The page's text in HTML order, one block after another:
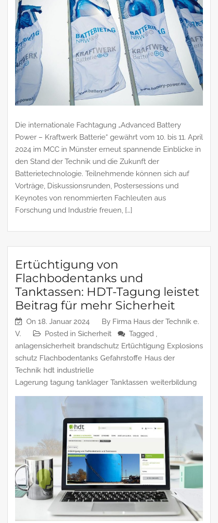
Die internationale Fachtagung „Advanced Battery
Power – Kraftwerk Batterie“ gewährt vom 10. bis 11. April
2024 im MCC in Münster erneut spannende Einblicke in
den Stand der Technik und die Zukunft der
Batterietechnologie. Teilnehmende können sich auf
Vorträge, Diskussionsrunden, Postersessions und
Keynotes von renommierten Fachleuten aus
Forschung und Industrie freuen, […]
Ertüchtigung von
Flachbodentanks und
Tanktassen: HDT-Tagung leistet
Beitrag für mehr Sicherheit
On 18. Januar 2024 By Firma Haus der Technik e.
V.
Posted in Sicherheit
Tagged ,
anlagensicherheit brandschutz Ertüchtigung Explosions
schutz Flachbodentanks Gefahrstoffe Haus der
Technik hdt industrielle
Lagerung tagung tanklager Tanktassen weiterbildung